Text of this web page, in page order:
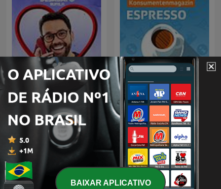
Desabafo - Histórias Reais Espresso
BAIXAR APLICATIVO